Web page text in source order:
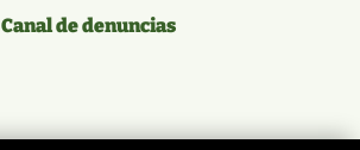
Canal de denuncias